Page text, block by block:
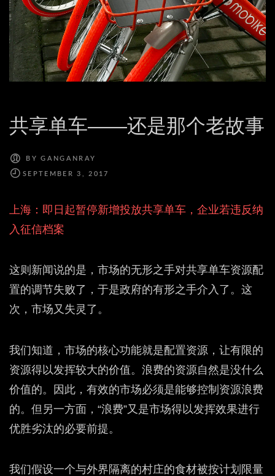
共享单车——还是那个老故事
BYGANGANRAY
上海：即日起暂停新增投放共享单车，企业若违反纳
入征信档案
这则新闻说的是，市场的无形之手对共享单车资源配
置的调节失败了，于是政府的有形之手介入了。这
次，市场又失灵了。
我们知道，市场的核心功能就是配置资源，让有限的
资源得以发挥较大的价值。浪费的资源自然是没什么
价值的。因此，有效的市场必须是能够控制资源浪费
的。但另一方面，“浪费”又是市场得以发挥效果进行
优胜劣汰的必要前提。
我们假设一个与外界隔离的村庄的食材被按计划限量